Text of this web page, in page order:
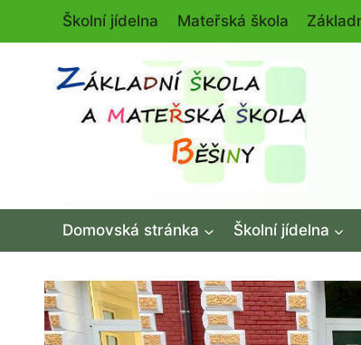
Přeskočit
Školní jídelna Mateřská škola
Domovská stránka Školní jídelna